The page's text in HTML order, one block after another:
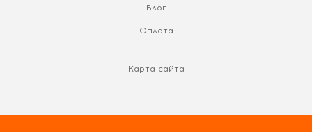
Блог
Оплата
Карта сайта